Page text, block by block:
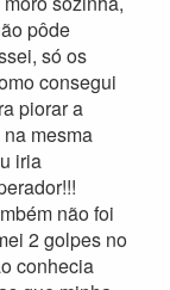
pôde
só os
consegui
piorar a
mesma
iria
não foi
2 golpes no
conhecia